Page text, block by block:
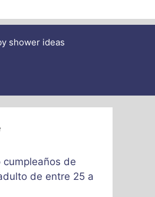
shower ideas
cumpleaños de
de entre 25 a